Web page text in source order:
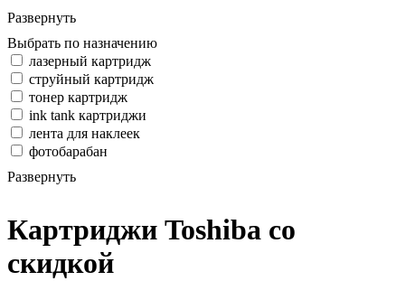
Развернуть
Выбрать по назначению
лазерный картридж
струйный картридж
тонер картридж
ink tank картриджи
лента для наклеек
фотобарабан
Развернуть
Картриджи Toshiba со
скидкой